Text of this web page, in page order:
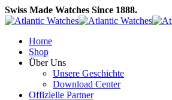
Swiss Made Watches Since 1888.
Home
Shop
Über Uns
Unsere Geschichte
Download Center
Offizielle Partner